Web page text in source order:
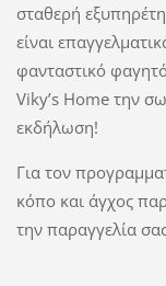
σταθερή
είναι
φανταστικό
Viky’s Home την
εκδήλωση!
Για τον
κόπο και άγχος
την παραγγελία